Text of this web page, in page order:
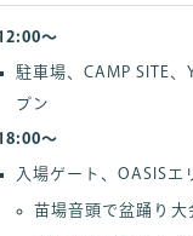
〜
駐車場、CAMP SITE
プン
〜
入場ゲート、OASISエ
苗場音頭で盆踊り大